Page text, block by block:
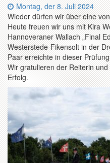
Datum:
Montag, der 8. Juli 2024
Wieder dürfen wir über eine
Heute freuen wir uns mit Kira
Hannoveraner Wallach „Final
Westerstede-Fikensolt in der
Paar erreichte in dieser
Wir gratulieren der Reiterin
Erfolg.